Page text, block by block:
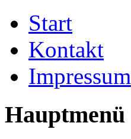
Start
Kontakt
Impressum
Hauptmenü